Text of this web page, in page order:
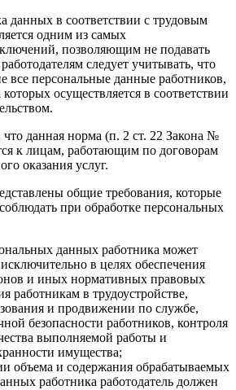
данных в соответствии с трудовым
одним из самых
позволяющим не подавать
следует учитывать, что
все персональные данные работников,
которых осуществляется в соответствии
что данная норма (п. 2 ст. 22 Закона №
к лицам, работающим по договорам
оказания услуг.
общие требования, которые
при обработке персональных
данных работника может
в целях обеспечения
и иных нормативных правовых
работникам в трудоустройстве,
и продвижении по службе,
безопасности работников, контроля
выполняемой работы и
имущества;
объема и содержания обрабатываемых
работника работодатель должен